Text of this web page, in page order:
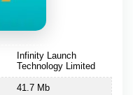
Infinity Launch
Technology Limited
41.7 Mb